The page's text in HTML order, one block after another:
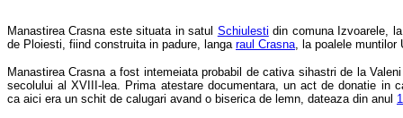
Manastirea Crasna este situata in satul Schiulesti din comuna Izvoarele,
de Ploiesti, fiind construita in padure, langa raul Crasna , la poalele muntilor
Manastirea Crasna a fost intemeiata probabil de cativa sihastri de la
secolului al XVIII-lea. Prima atestare documentara, un act de donatie in
ca aici era un schit de calugari avand o biserica de lemn, dateaza din anul